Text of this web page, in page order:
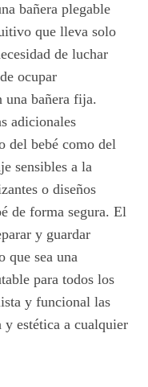
bañera plegable
que lleva solo
de luchar
ocupar
una bañera fija.
adicionales
del bebé como del
sensibles a la
o diseños
de forma segura. El
y guardar
que sea una
para todos los
y funcional las
estética a cualquier